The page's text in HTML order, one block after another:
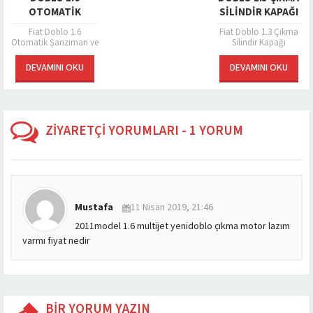
Bu parça yaklaşık...
ZİYARETÇİ YORUMLARI - 1 YORUM
Mustafa
11 Nisan 2019, 21:46
2011model 1.6 multijet yenidoblo çıkma motor lazım
varmı fiyat nedir
BİR YORUM YAZIN